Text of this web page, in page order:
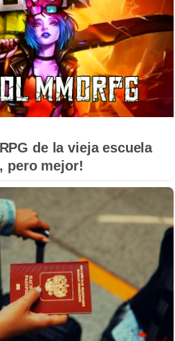
de la vieja escuela
pero mejor!